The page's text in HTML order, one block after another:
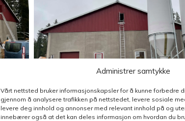
Administrer samtykke
Vårt nettsted bruker informasjonskapsler for å kunne forbedre
gjennom å analysere trafikken på nettstedet, levere sosiale
levere deg innhold og annonser med relevant innhold på og
innebærer også at det kan deles informasjon om hvordan du